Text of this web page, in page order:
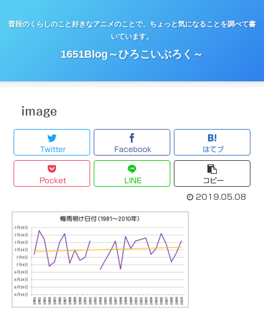
普段のくらしのこと好きなアニメのことで、ちょっと気になることを調べて書
いています。
1651Blog～ひろこいぶろく～
image
Twitter Facebook はてブ
Pocket LINE コピー
2019.05.08